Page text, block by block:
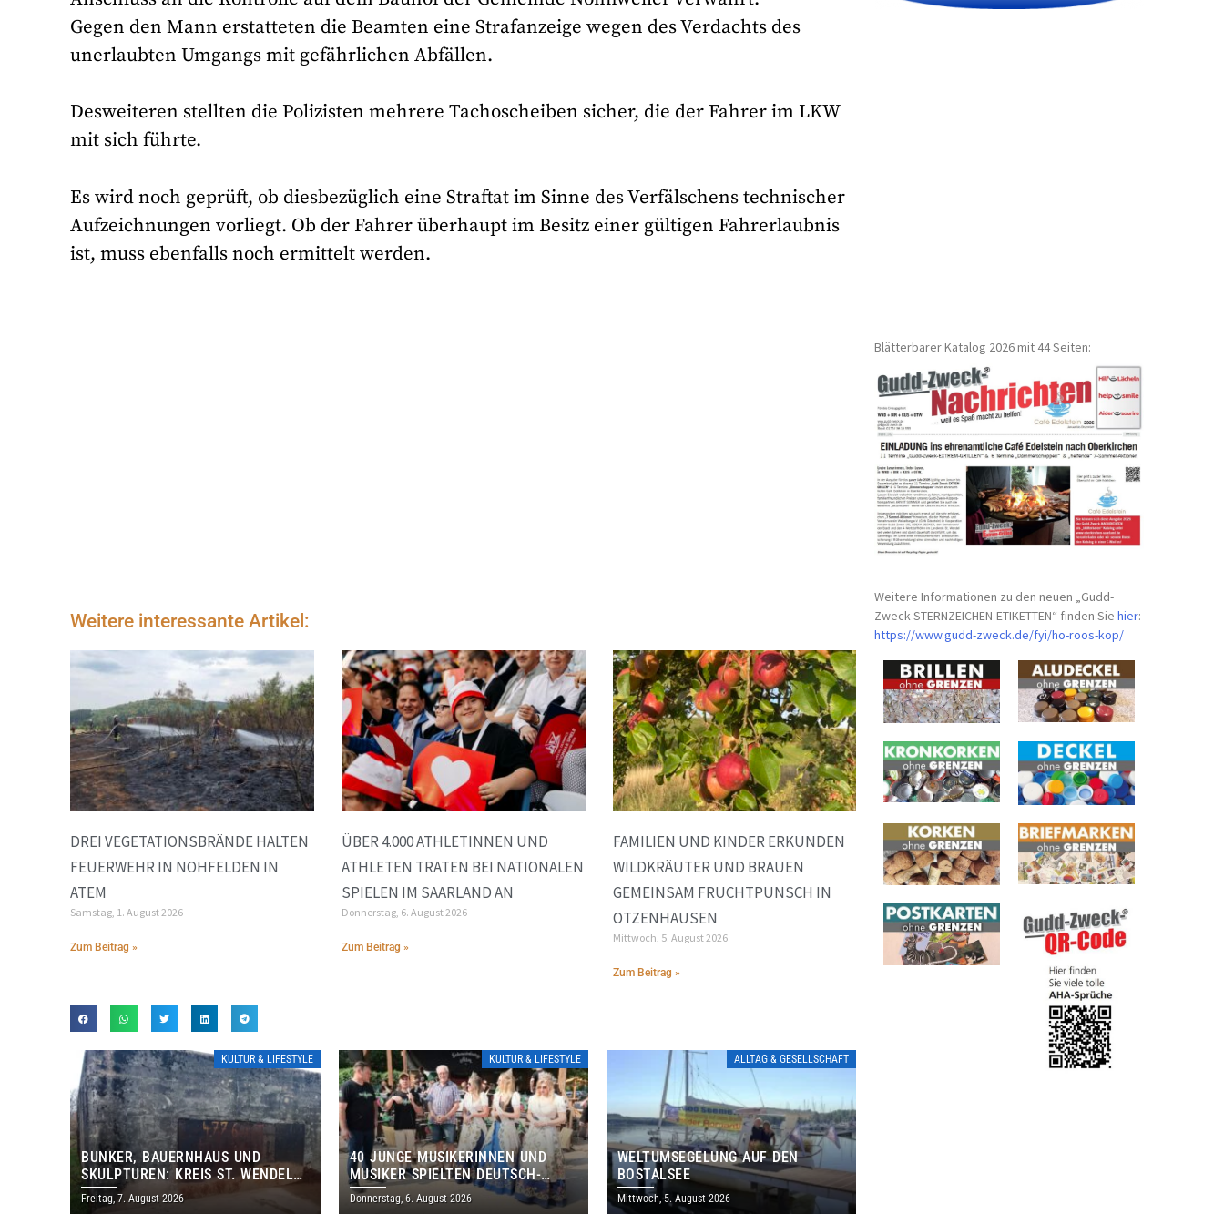
Gegen den Mann erstatteten die Beamten eine Strafanzeige wegen des Verdachts des
unerlaubten Umgangs mit gefährlichen Abfällen.
Desweiteren stellten die Polizisten mehrere Tachoscheiben sicher, die der Fahrer im LKW
mit sich führte.
Es wird noch geprüft, ob diesbezüglich eine Straftat im Sinne des Verfälschens technischer
Aufzeichnungen vorliegt. Ob der Fahrer überhaupt im Besitz einer gültigen Fahrerlaubnis
ist, muss ebenfalls noch ermittelt werden.
Weitere interessante Artikel:
DREI VEGETATIONSBRÄNDE HALTEN
FEUERWEHR IN NOHFELDEN IN
ATEM
Samstag, 1. August 2026
Zum Beitrag »
ÜBER 4.000 ATHLETINNEN UND
ATHLETEN TRATEN BEI NATIONALEN
SPIELEN IM SAARLAND AN
Donnerstag, 6. August 2026
Zum Beitrag »
FAMILIEN UND KINDER ERKUNDEN
WILDKRÄUTER UND BRAUEN
GEMEINSAM FRUCHTPUNSCH IN
OTZENHAUSEN
Mittwoch, 5. August 2026
Zum Beitrag »
KULTUR & LIFESTYLE
BUNKER, BAUERNHAUS UND
SKULPTUREN: KREIS ST. WENDEL
LÄDT ZUM TAG DES OFFENEN
DENKMALS EIN
Freitag, 7. August 2026
KULTUR & LIFESTYLE
40 JUNGE MUSIKERINNEN UND
MUSIKER SPIELTEN DEUTSCH-
BRASILIANISCHES PROGRAMM IN
THOLEY
Donnerstag, 6. August 2026
ALLTAG & GESELLSCHAFT
WELTUMSEGELUNG AUF DEN
BOSTALSEE
Mittwoch, 5. August 2026
Blätterbarer Katalog 2026 mit 44 Seiten:
Weitere Informationen zu den neuen „Gudd-
Zweck-STERNZEICHEN-ETIKETTEN“ finden Siehier:
https://www.gudd-zweck.de/fyi/ho-roos-kop/